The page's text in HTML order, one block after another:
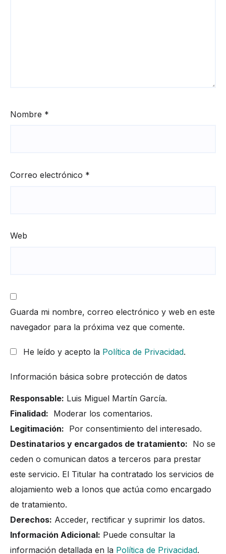
Nombre *
Correo electrónico *
Web
Guarda mi nombre, correo electrónico y web en este
navegador para la próxima vez que comente.
He leído y acepto la Política de Privacidad.
Información básica sobre protección de datos
Responsable: Luis Miguel Martín García.
Finalidad: Moderar los comentarios.
Legitimación: Por consentimiento del interesado.
Destinatarios y encargados de tratamiento: No se
ceden o comunican datos a terceros para prestar
este servicio. El Titular ha contratado los servicios de
alojamiento web a Ionos que actúa como encargado
de tratamiento.
Derechos: Acceder, rectificar y suprimir los datos.
Información Adicional: Puede consultar la
información detallada en la Política de Privacidad.